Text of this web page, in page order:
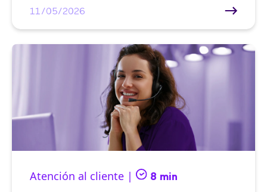
11/05/2026
Atención al cliente | 8 min